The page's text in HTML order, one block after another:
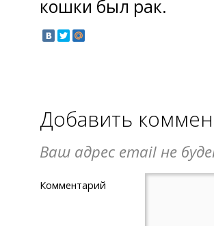
кошки был рак.
Добавить
Ваш адрес email не
Комментарий